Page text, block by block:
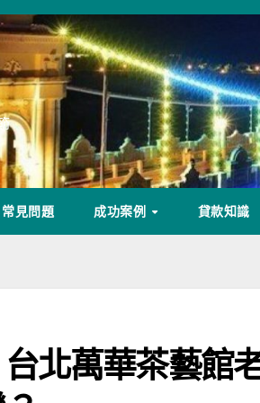
常見問題 成功案例 貸款知識
北萬華茶藝館